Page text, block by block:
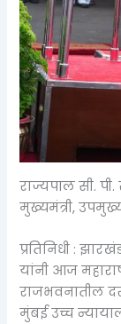
राज्यपाल सी.
मुख्यमंत्री,
प्रतिनिधी :
यांनी आज
राजभवनातील
मुंबई उच्च